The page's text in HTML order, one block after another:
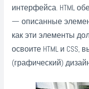
интерфейса. HTML
— описанные
как эти элементы
освоите HTML и
(графический)